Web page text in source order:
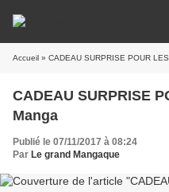
Accueil » CADEAU SURPRISE POUR
CADEAU SURPRISE
Manga
Publié le 07/11/2017 à 08:24
Par Le grand Mangaque